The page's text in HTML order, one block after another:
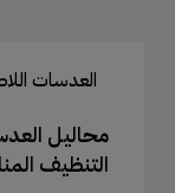
العدسات
محاليل
التنظيف